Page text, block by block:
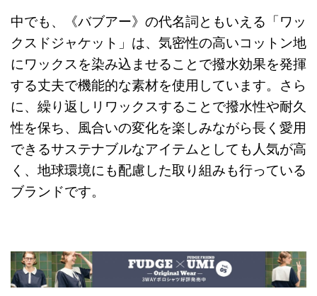
中でも、《バブアー》の代名詞ともいえる「ワッ
クスドジャケット」は、気密性の高いコットン地
にワックスを染み込ませることで撥水効果を発揮
する丈夫で機能的な素材を使用しています。さら
に、繰り返しリワックスすることで撥水性や耐久
性を保ち、風合いの変化を楽しみながら長く愛用
できるサステナブルなアイテムとしても人気が高
く、地球環境にも配慮した取り組みも行っている
ブランドです。